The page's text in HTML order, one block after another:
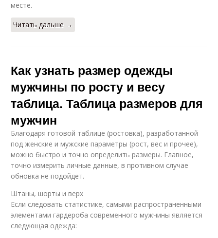
месте.
Читать дальше →
Как узнать размер одежды
мужчины по росту и весу
таблица. Таблица размеров для
мужчин
Благодаря готовой таблице (ростовка), разработанной
под женские и мужские параметры (рост, вес и прочее),
можно быстро и точно определить размеры. Главное,
точно измерить личные данные, в противном случае
обновка не подойдет.
Штаны, шорты и верх
Если следовать статистике, самыми распространенными
элементами гардероба современного мужчины является
следующая одежда: